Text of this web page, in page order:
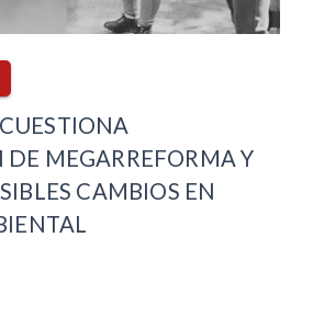
MEGARREFORMA Y
CAMBIOS EN